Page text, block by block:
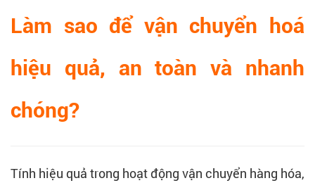
Làm sao để vận chuyển hoá
hiệu quả, an toàn và nhanh
chóng?
Tính hiệu quả trong hoạt động vận chuyển hàng hóa,